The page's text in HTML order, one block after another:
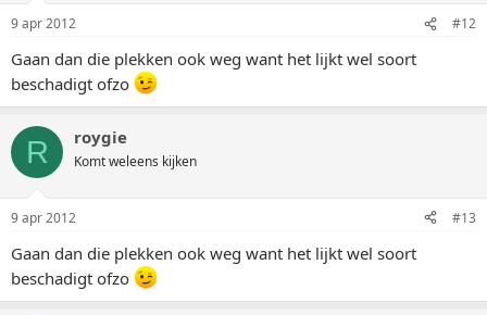
9 apr 2012 #12
Gaan dan die plekken ook weg want het lijkt wel soort
beschadigt ofzo
R roygie
Komt weleens kijken
9 apr 2012 #13
Gaan dan die plekken ook weg want het lijkt wel soort
beschadigt ofzo